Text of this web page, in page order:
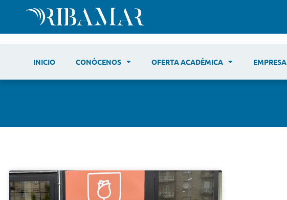
INICIO CONÓCENOS OFERTA ACADÉMICA EMPRESA